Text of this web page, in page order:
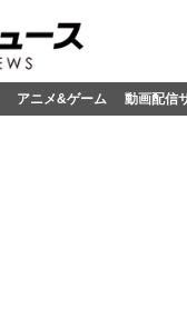
アニメ&ゲーム 動画配信